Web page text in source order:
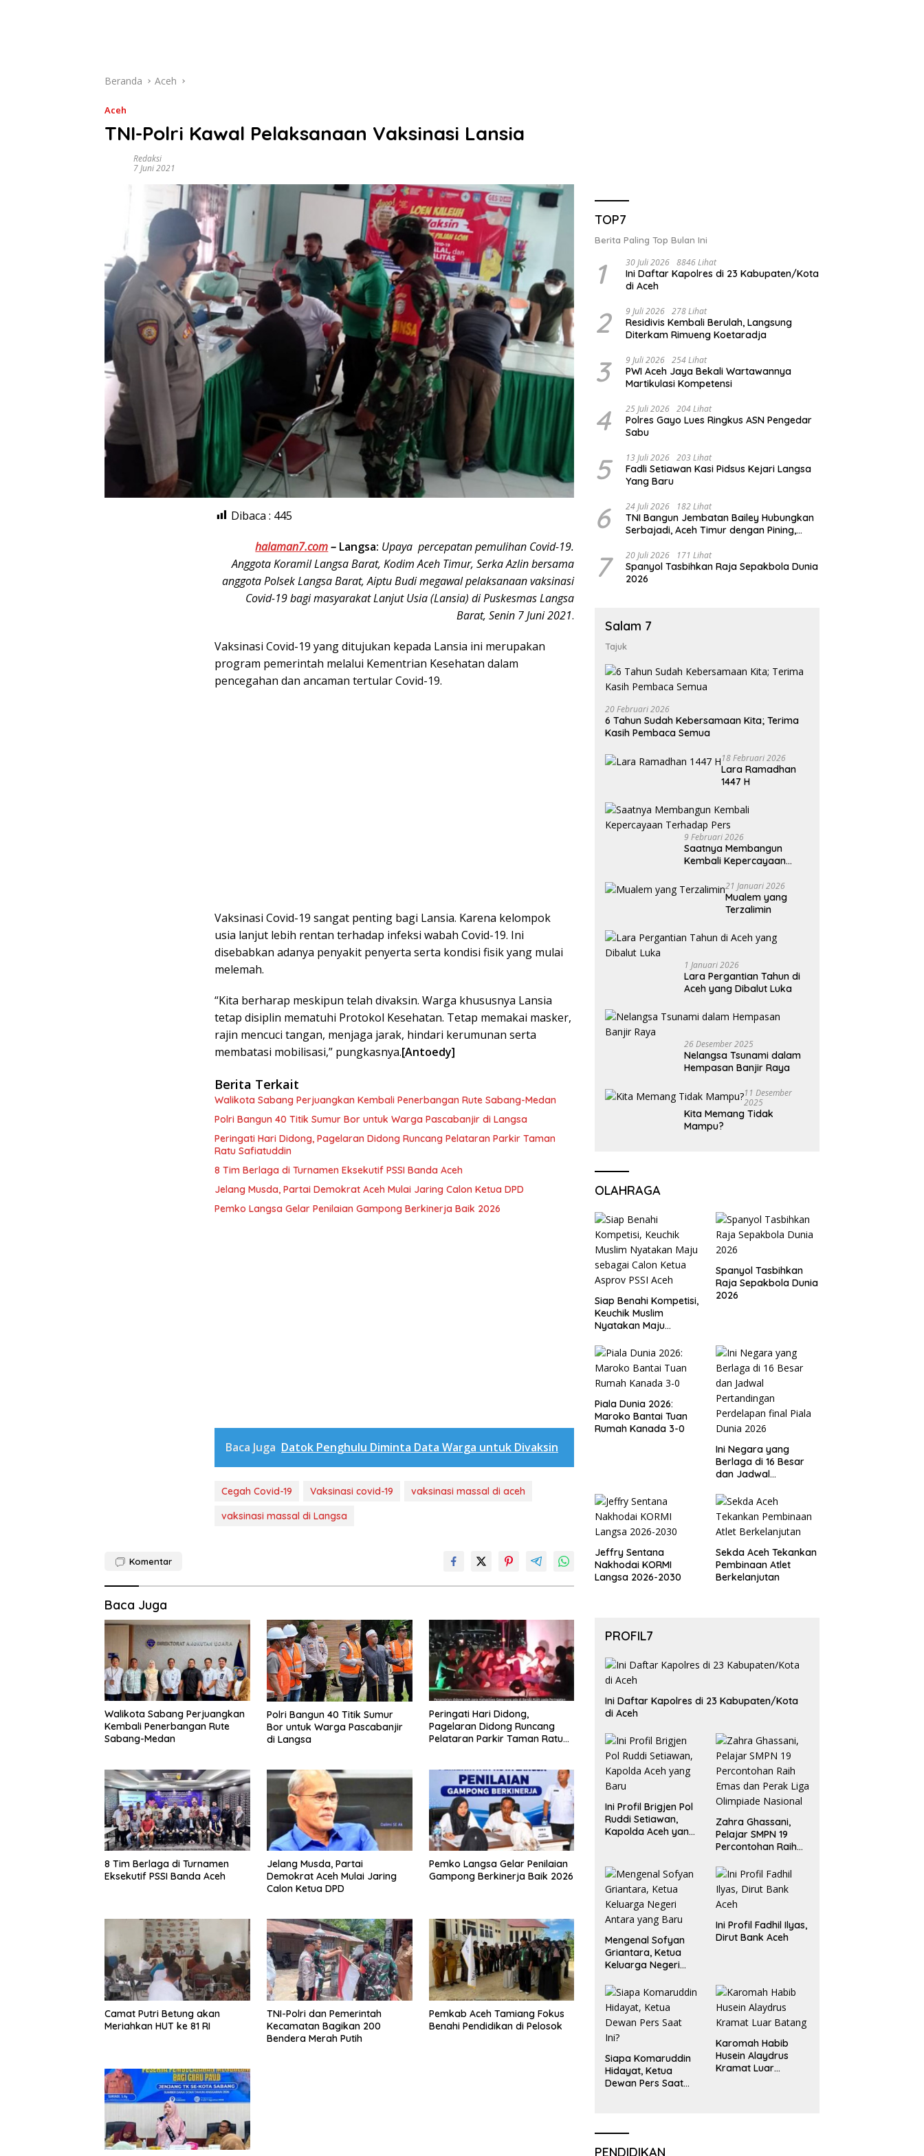
Beranda Aceh
Aceh
TNI-Polri Kawal Pelaksanaan Vaksinasi Lansia
Redaksi
7 Juni 2021
Dibaca : 445
halaman7.com– Langsa: Upaya percepatan pemulihan Covid-19.
Anggota Koramil Langsa Barat, Kodim Aceh Timur, Serka Azlin bersama
anggota Polsek Langsa Barat, Aiptu Budi megawal pelaksanaan vaksinasi
Covid-19 bagi masyarakat Lanjut Usia (Lansia) di Puskesmas Langsa
Barat, Senin 7 Juni 2021.
Vaksinasi Covid-19 yang ditujukan kepada Lansia ini merupakan
program pemerintah melalui Kementrian Kesehatan dalam
pencegahan dan ancaman tertular Covid-19.
Vaksinasi Covid-19 sangat penting bagi Lansia. Karena kelompok
usia lanjut lebih rentan terhadap infeksi wabah Covid-19. Ini
disebabkan adanya penyakit penyerta serta kondisi fisik yang mulai
melemah.
“Kita berharap meskipun telah divaksin. Warga khususnya Lansia
tetap disiplin mematuhi Protokol Kesehatan. Tetap memakai masker,
rajin mencuci tangan, menjaga jarak, hindari kerumunan serta
membatasi mobilisasi,” pungkasnya.[Antoedy]
Berita Terkait
Walikota Sabang Perjuangkan Kembali Penerbangan Rute Sabang-Medan
Polri Bangun 40 Titik Sumur Bor untuk Warga Pascabanjir di Langsa
Peringati Hari Didong, Pagelaran Didong Runcang Pelataran Parkir Taman
Ratu Safiatuddin
8 Tim Berlaga di Turnamen Eksekutif PSSI Banda Aceh
Jelang Musda, Partai Demokrat Aceh Mulai Jaring Calon Ketua DPD
Pemko Langsa Gelar Penilaian Gampong Berkinerja Baik 2026
Baca Juga Datok Penghulu Diminta Data Warga untuk Divaksin
Cegah Covid-19 Vaksinasi covid-19
vaksinasi massal di aceh
vaksinasi massal di Langsa
Komentar
Baca Juga
Walikota Sabang Perjuangkan
Kembali Penerbangan Rute
Sabang-Medan
Polri Bangun 40 Titik Sumur
Bor untuk Warga Pascabanjir
di Langsa
Peringati Hari Didong,
Pagelaran Didong Runcang
Pelataran Parkir Taman Ratu
8 Tim Berlaga di Turnamen
Eksekutif PSSI Banda Aceh
Jelang Musda, Partai
Demokrat Aceh Mulai Jaring
Calon Ketua DPD
Pemko Langsa Gelar Penilaian
Gampong Berkinerja Baik 2026
Camat Putri Betung akan
Meriahkan HUT ke 81 RI
TNI-Polri dan Pemerintah
Kecamatan Bagikan 200
Bendera Merah Putih
Pemkab Aceh Tamiang Fokus
Benahi Pendidikan di Pelosok
TOP7
Berita Paling Top Bulan Ini
1 30 Juli 2026 8846 Lihat
Ini Daftar Kapolres di 23 Kabupaten/Kota
di Aceh
2 9 Juli 2026 278 Lihat
Residivis Kembali Berulah, Langsung
Diterkam Rimueng Koetaradja
3 9 Juli 2026 254 Lihat
PWI Aceh Jaya Bekali Wartawannya
Martikulasi Kompetensi
4 25 Juli 2026 204 Lihat
Polres Gayo Lues Ringkus ASN Pengedar
Sabu
5 13 Juli 2026 203 Lihat
Fadli Setiawan Kasi Pidsus Kejari Langsa
Yang Baru
6 24 Juli 2026 182 Lihat
TNI Bangun Jembatan Bailey Hubungkan
Serbajadi, Aceh Timur dengan Pining,
7 20 Juli 2026 171 Lihat
Spanyol Tasbihkan Raja Sepakbola Dunia
2026
Salam 7
Tajuk
20 Februari 2026
6 Tahun Sudah Kebersamaan Kita; Terima
Kasih Pembaca Semua
18 Februari 2026
Lara Ramadhan
1447 H
9 Februari 2026
Saatnya Membangun
Kembali Kepercayaan
21 Januari 2026
Mualem yang
Terzalimin
1 Januari 2026
Lara Pergantian Tahun di
Aceh yang Dibalut Luka
26 Desember 2025
Nelangsa Tsunami dalam
Hempasan Banjir Raya
11 Desember
2025
Kita Memang Tidak
Mampu?
OLAHRAGA
Siap Benahi Kompetisi,
Keuchik Muslim
Nyatakan Maju
Asprov PSSI Aceh
Spanyol Tasbihkan
Raja Sepakbola Dunia
2026
Piala Dunia 2026:
Maroko Bantai Tuan
Rumah Kanada 3-0
Ini Negara yang
Berlaga di 16 Besar
dan Jadwal
Perdelapan final Piala
Dunia 2026
Jeffry Sentana
Nakhodai KORMI
Langsa 2026-2030
Sekda Aceh Tekankan
Pembinaan Atlet
Berkelanjutan
PROFIL7
Ini Daftar Kapolres di 23 Kabupaten/Kota
di Aceh
Ini Profil Brigjen Pol
Ruddi Setiawan,
Kapolda Aceh yang
Zahra Ghassani,
Pelajar SMPN 19
Percontohan Raih
Liga Olimpiade
Nasional
Mengenal Sofyan
Griantara, Ketua
Keluarga Negeri
Ini Profil Fadhil Ilyas,
Dirut Bank Aceh
Siapa Komaruddin
Hidayat, Ketua
Dewan Pers Saat
Karomah Habib
Husein Alaydrus
Kramat Luar
PENDIDIKAN